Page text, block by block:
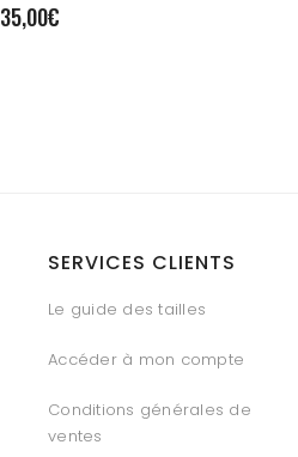
35,00€
SERVICES CLIENTS
Le guide des tailles
Accéder à mon compte
Conditions générales de
ventes